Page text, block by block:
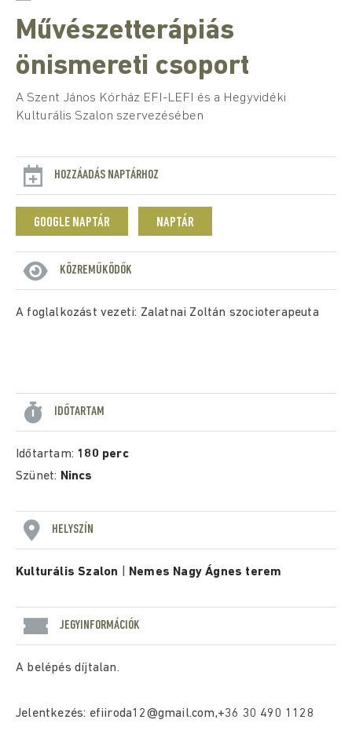
Művészetterápiás
önismereti csoport
A Szent János Kórház EFI-LEFI és a Hegyvidéki
Kulturális Szalon szervezésében
HOZZÁADÁS NAPTÁRHOZ
GOOGLE NAPTÁR NAPTÁR
KÖZREMŰKÖDŐK
A foglalkozást vezeti: Zalatnai Zoltán szocioterapeuta
IDŐTARTAM
Időtartam: 180 perc
Szünet: Nincs
HELYSZÍN
Kulturális Szalon Nemes Nagy Ágnes terem
JEGYINFORMÁCIÓK
A belépés díjtalan.
Jelentkezés: efiiroda12@gmail.com,+36 30 490 1128